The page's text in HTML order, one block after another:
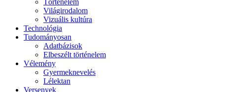
Történelem
Világirodalom
Vizuális kultúra
Technológia
Tudományosan
Adatbázisok
Elbeszélt történelem
Vélemény
Gyermeknevelés
Lélektan
Versenyek